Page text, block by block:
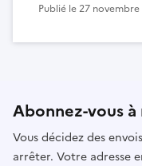
Publié le27 novembre
Abonnez-vous
Vous décidez des
arrêter. Votre adresse